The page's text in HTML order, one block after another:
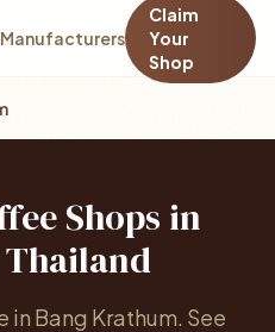
Manufacturers
Claim
Your
Shop
Shops in
Thailand
in Bang Krathum. See